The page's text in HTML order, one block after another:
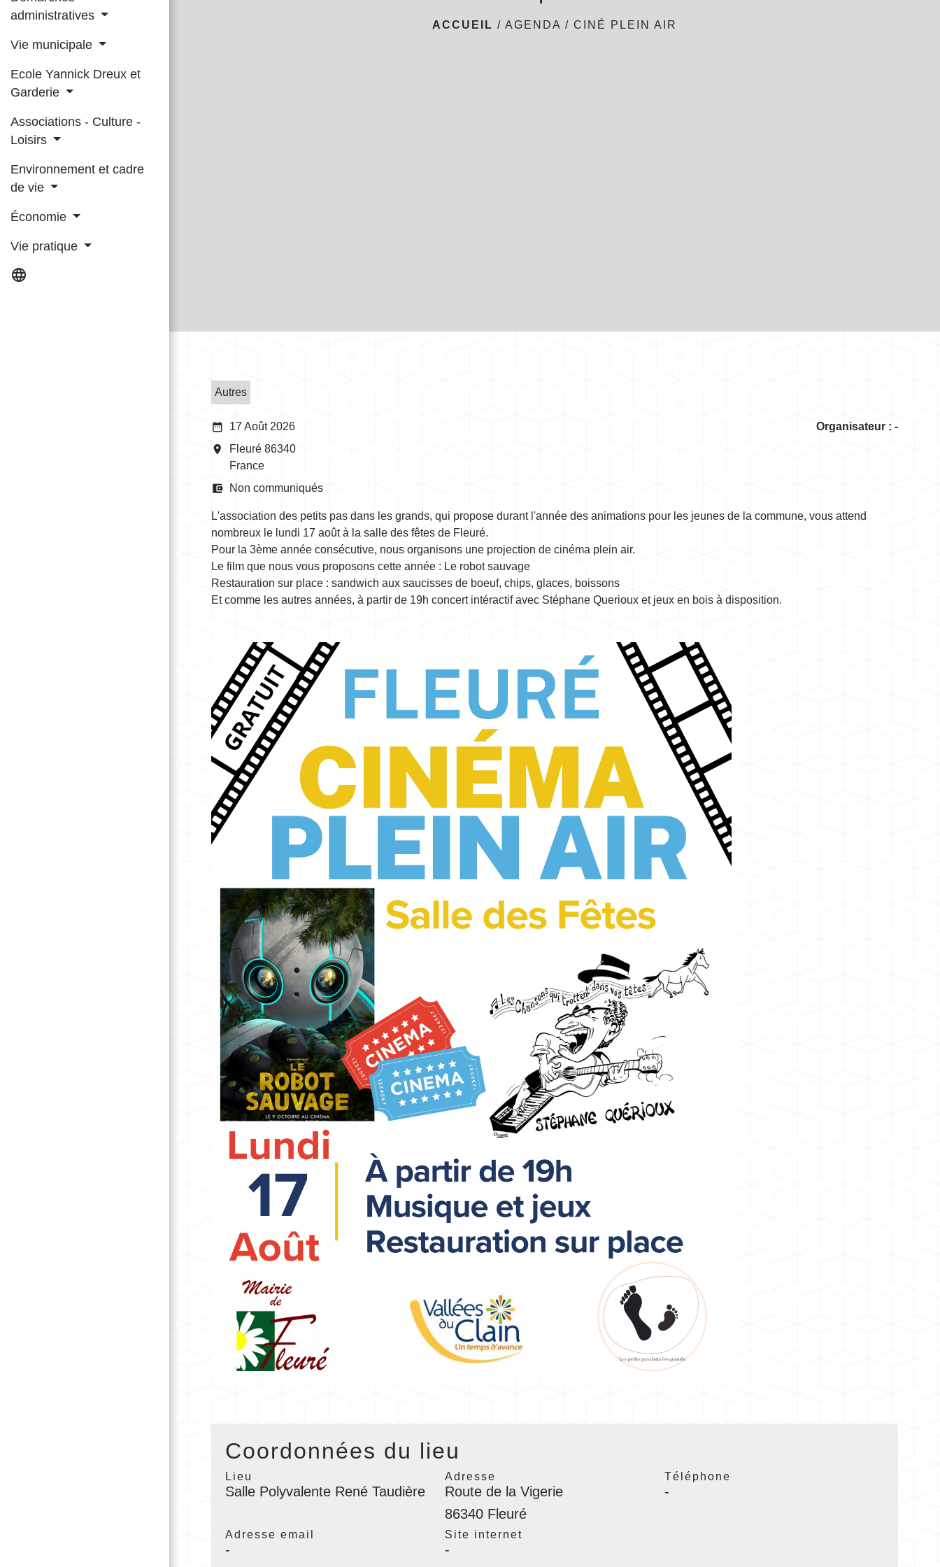
administratives
Vie municipale
Ecole Yannick Dreux et
Garderie
Associations - Culture -
Loisirs
Environnement et cadre
de vie
Économie
Vie pratique
language
ACCUEIL / AGENDA / CINÉ PLEIN AIR
Autres
date_range 17 Août 2026
room
Fleuré 86340
France
account_balance_wallet Non communiqués
Organisateur : -
L'association des petits pas dans les grands, qui propose durant l'année des animations pour les jeunes de la commune, vous attend
nombreux le lundi 17 août à la salle des fêtes de Fleuré.
Pour la 3ème année consécutive, nous organisons une projection de cinéma plein air.
Le film que nous vous proposons cette année : Le robot sauvage
Restauration sur place : sandwich aux saucisses de boeuf, chips, glaces, boissons
Et comme les autres années, à partir de 19h concert intéractif avec Stéphane Querioux et jeux en bois à disposition.
Coordonnées du lieu
Lieu
Salle Polyvalente René Taudière
Adresse
Route de la Vigerie
86340 Fleuré
Téléphone
-
Adresse email
-
Site internet
-